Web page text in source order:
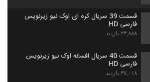
قسمت 39 سریال کره ای اوک نیو زیرنویس
فارسی HD
۲۴,۸۸۸ بازدید
قسمت 40 سریال افسانه اوک نیو زیرنویس
فارسی HD
۳۷,۰۱۸ بازدید